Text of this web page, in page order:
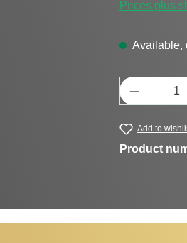
Prices plus
Available,
Product
Add to
Product